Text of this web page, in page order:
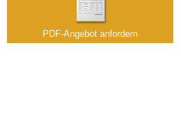
PDF-Angebot anfordern